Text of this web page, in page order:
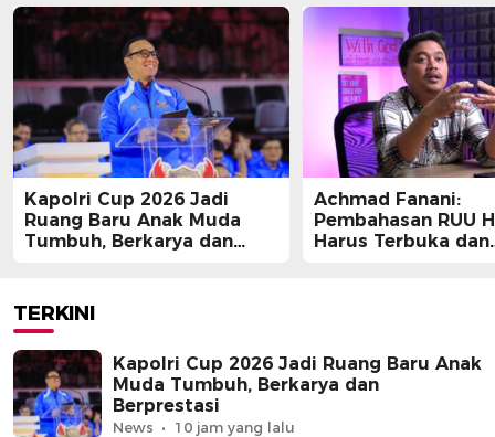
Kapolri Cup 2026 Jadi
Ruang Baru Anak Muda
Tumbuh, Berkarya dan
Achmad Fanani:
Pembahasan RUU
Harus Terbuka dan
TERKINI
Kapolri Cup 2026 Jadi Ruang Baru Anak
Muda Tumbuh, Berkarya dan
Berprestasi
News 10 jam yang lalu